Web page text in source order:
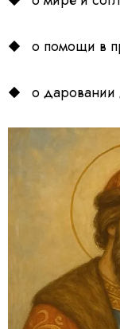
о помощи в
о даровании